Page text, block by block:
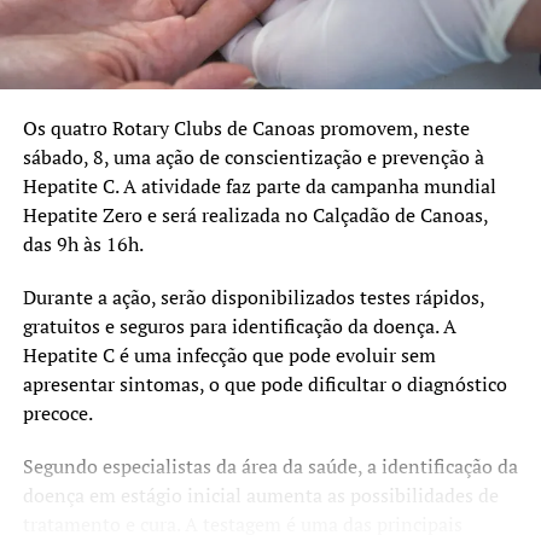
segunda-feira, 7
Os quatro Rotary Clubs de Canoas promovem, neste
sábado, 8, uma ação de conscientização e prevenção à
Hepatite C. A atividade faz parte da campanha mundial
Hepatite Zero e será realizada no Calçadão de Canoas,
das 9h às 16h.
Durante a ação, serão disponibilizados testes rápidos,
gratuitos e seguros para identificação da doença. A
Hepatite C é uma infecção que pode evoluir sem
apresentar sintomas, o que pode dificultar o diagnóstico
precoce.
Segundo especialistas da área da saúde, a identificação da
doença em estágio inicial aumenta as possibilidades de